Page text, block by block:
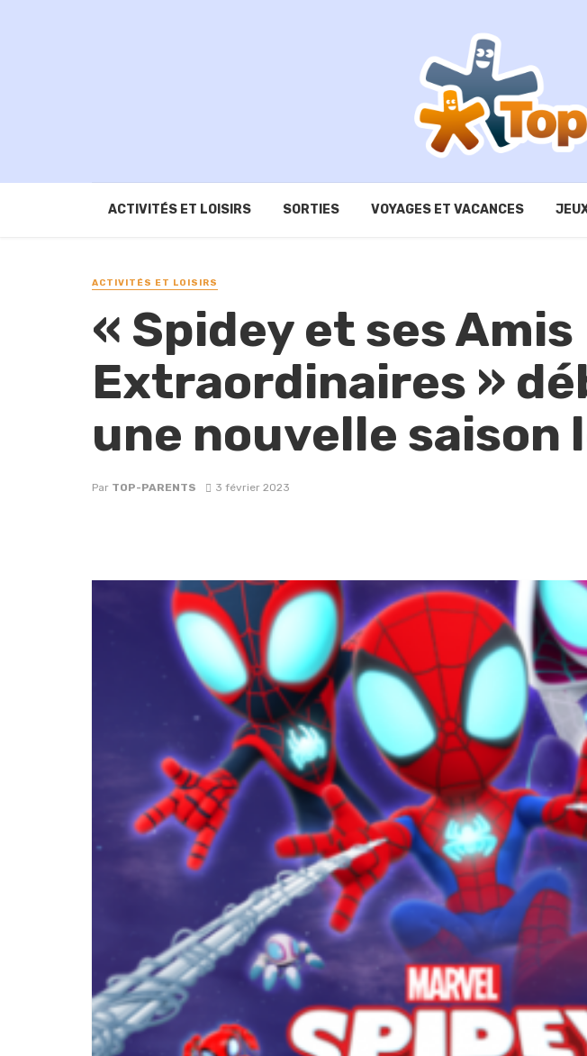
ACTIVITÉS ET LOISIRS SORTIES VOYAGES ET VACANCES
ACTIVITÉS ET LOISIRS
« Spidey et ses Amis
Extraordinaires »
une nouvelle saison
Par TOP-PARENTS 3 février 2023